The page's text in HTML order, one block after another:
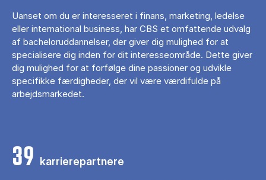
Uanset om du er interesseret i finans, marketing, ledelse
eller international business, har CBS et omfattende udvalg
af bacheloruddannelser, der giver dig mulighed for at
specialisere dig inden for dit interesseområde. Dette giver
dig mulighed for at forfølge dine passioner og udvikle
specifikke færdigheder, der vil være værdifulde på
arbejdsmarkedet.
39 karrierepartnere